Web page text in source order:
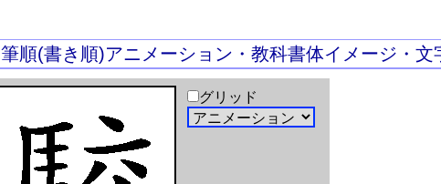
筆順(書き順)アニメーション・教科書体イメージ・文
グリッド